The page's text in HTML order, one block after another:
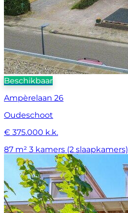
Beschikbaar
Ampèrelaan 26
Oudeschoot
€ 375.000 k.k.
87 m² 3 kamers (2 slaapkamers)